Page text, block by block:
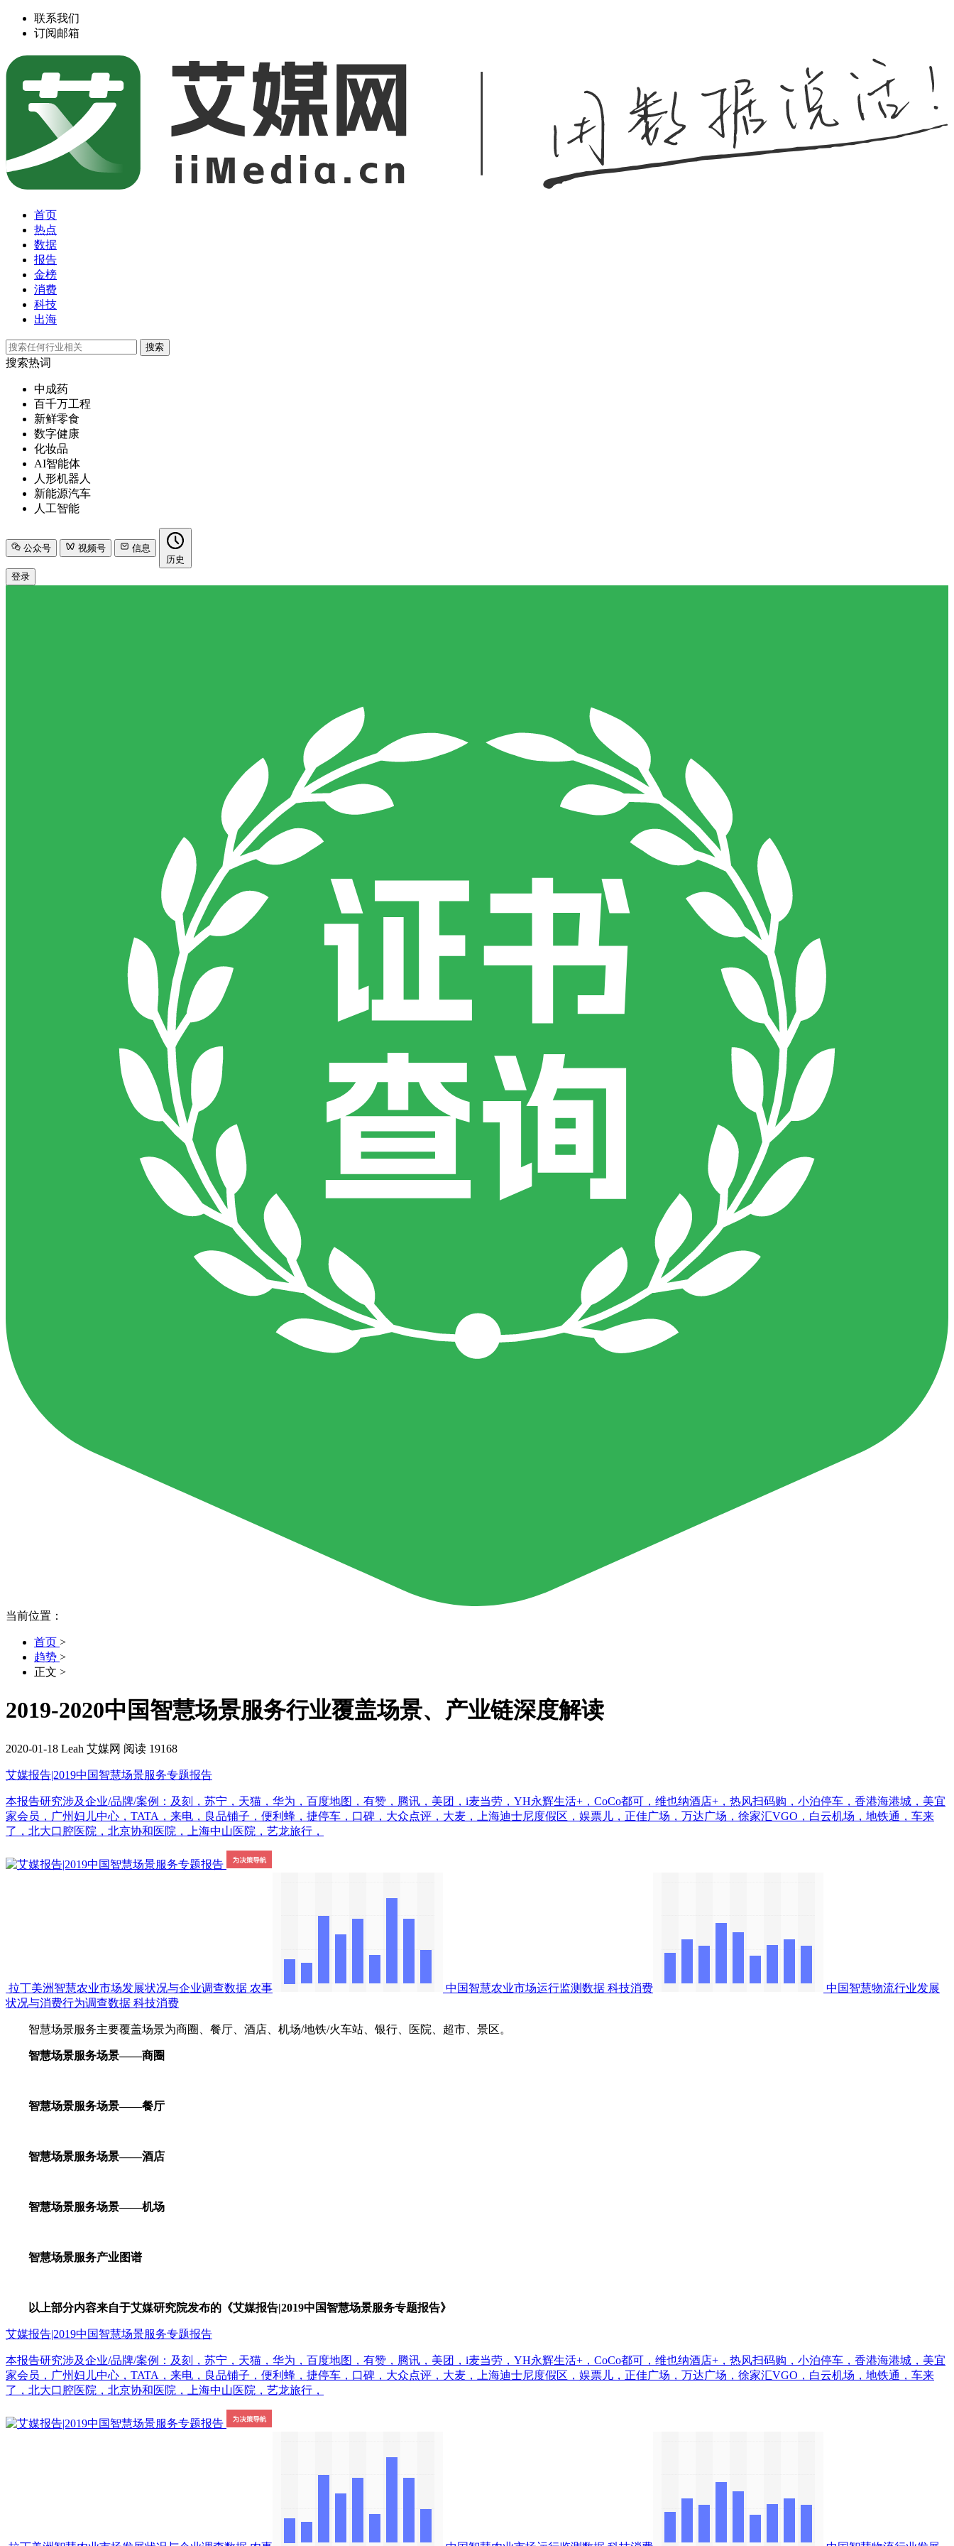
联系我们
订阅邮箱
首页
热点
数据
报告
金榜
消费
科技
出海
搜索
搜索热词
中成药
百千万工程
新鲜零食
数字健康
化妆品
AI智能体
人形机器人
新能源汽车
人工智能
公众号 视频号
信息
历史
登录
当前位置：
首页 >
趋势 >
正文 >
2019-2020中国智慧场景服务行业覆盖场景、产业链深度解读
2020-01-18 Leah 艾媒网 阅读 19168
艾媒报告|2019中国智慧场景服务专题报告
本报告研究涉及企业/品牌/案例：及刻，苏宁，天猫，华为，百度地图，有赞，腾讯，美团，i麦当劳，YH永辉生活+，CoCo都可，维也纳酒店+，热风扫码购，小泊停车，香港海港城，美宜
家会员，广州妇儿中心，TATA，来电，良品铺子，便利蜂，捷停车，口碑，大众点评，大麦，上海迪士尼度假区，娱票儿，正佳广场，万达广场，徐家汇VGO，白云机场，地铁通，车来
了，北大口腔医院，北京协和医院，上海中山医院，艺龙旅行，
拉丁美洲智慧农业市场发展状况与企业调查数据 农事 中国智慧农业市场运行监测数据 科技消费
中国智慧物流行业发展
状况与消费行为调查数据 科技消费
智慧场景服务主要覆盖场景为商圈、餐厅、酒店、机场/地铁/火车站、银行、医院、超市、景区。
智慧场景服务场景——商圈
智慧场景服务场景——餐厅
智慧场景服务场景——酒店
智慧场景服务场景——机场
智慧场景服务产业图谱
以上部分内容来自于艾媒研究院发布的《艾媒报告|2019中国智慧场景服务专题报告》
艾媒报告|2019中国智慧场景服务专题报告
本报告研究涉及企业/品牌/案例：及刻，苏宁，天猫，华为，百度地图，有赞，腾讯，美团，i麦当劳，YH永辉生活+，CoCo都可，维也纳酒店+，热风扫码购，小泊停车，香港海港城，美宜
家会员，广州妇儿中心，TATA，来电，良品铺子，便利蜂，捷停车，口碑，大众点评，大麦，上海迪士尼度假区，娱票儿，正佳广场，万达广场，徐家汇VGO，白云机场，地铁通，车来
了，北大口腔医院，北京协和医院，上海中山医院，艺龙旅行，